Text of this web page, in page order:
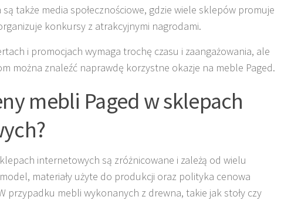
są także media społecznościowe, gdzie wiele sklepów promuje
konkursy z atrakcyjnymi nagrodami.
i promocjach wymaga trochę czasu i zaangażowania, ale
można znaleźć naprawdę korzystne okazje na meble Paged.
mebli Paged w sklepach
internetowych są zróżnicowane i zależą od wielu
materiały użyte do produkcji oraz polityka cenowa
przypadku mebli wykonanych z drewna, takie jak stoły czy